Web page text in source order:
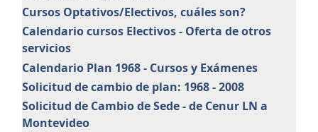
Cursos Optativos/Electivos, cuáles son?
Calendario cursos Electivos - Oferta de otros
servicios
Calendario Plan 1968 - Cursos y Exámenes
Solicitud de cambio de plan: 1968 - 2008
Solicitud de Cambio de Sede - de Cenur LN a
Montevideo